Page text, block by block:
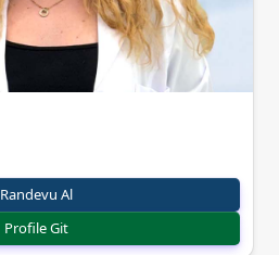
Randevu Al
Profile Git